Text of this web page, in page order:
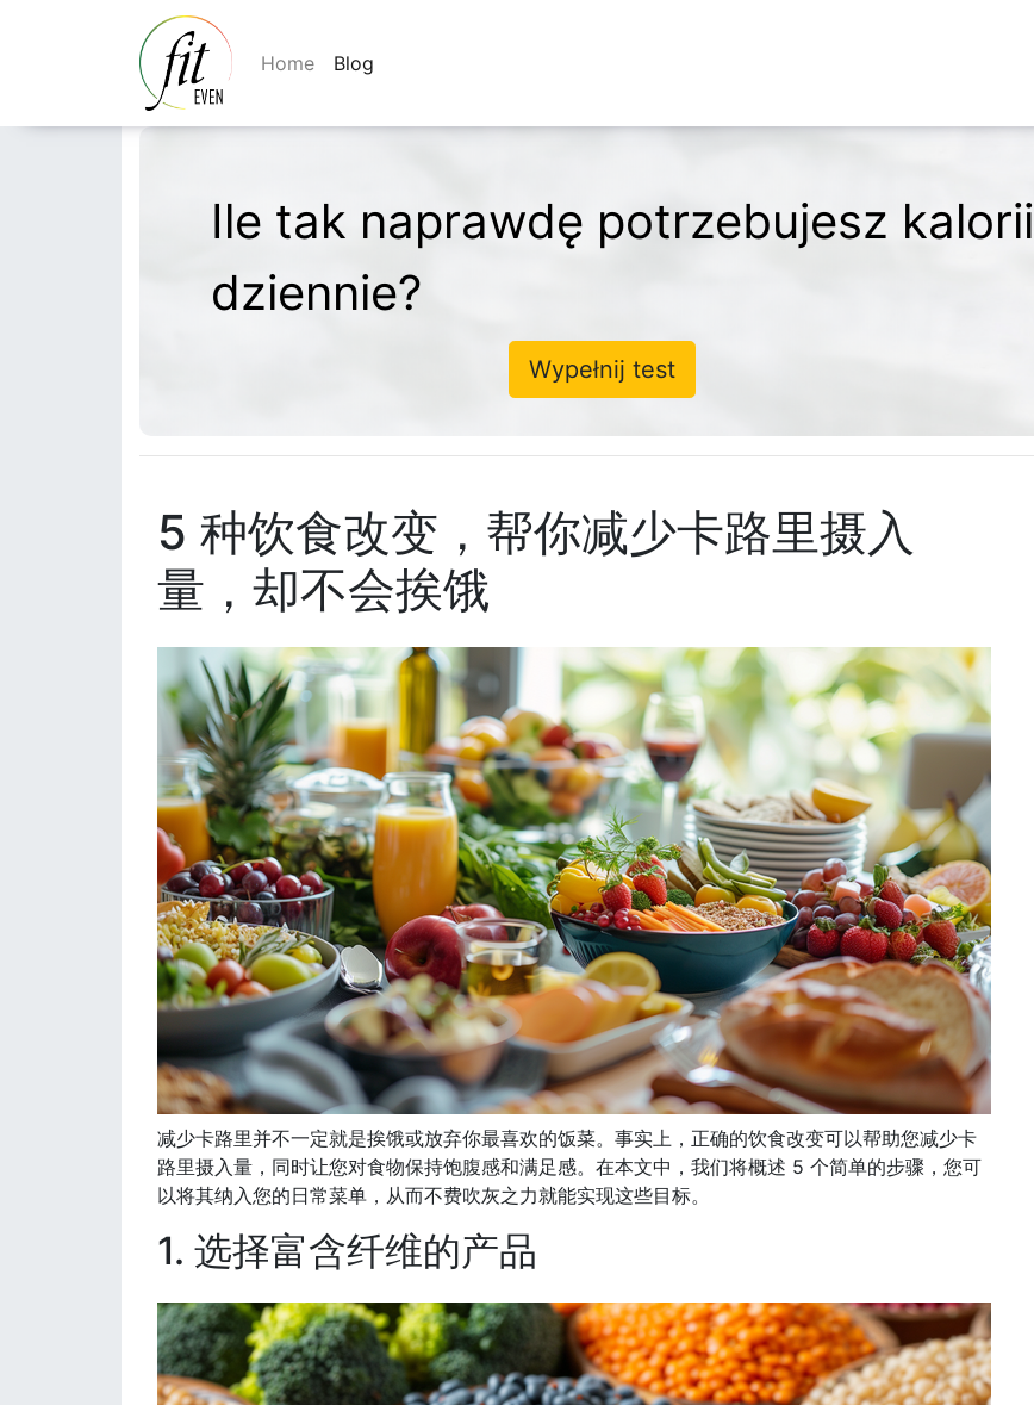
Home Blog
Ile tak naprawdę potrzebujesz kalorii
dziennie?
Wypełnij test
5 种饮食改变，帮你减少卡路里摄入
量，却不会挨饿
减少卡路里并不一定就是挨饿或放弃你最喜欢的饭菜。事实上，正确的饮食改变可以帮助您减少卡
路里摄入量，同时让您对食物保持饱腹感和满足感。在本文中，我们将概述 5 个简单的步骤，您可
以将其纳入您的日常菜单，从而不费吹灰之力就能实现这些目标。
1. 选择富含纤维的产品